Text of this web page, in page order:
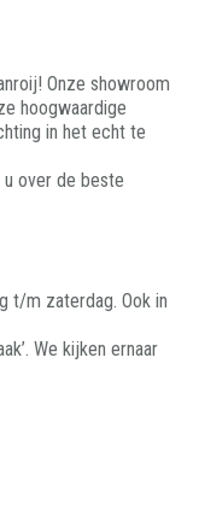
Onze showroom
hoogwaardige
in het echt te
u over de beste
t/m zaterdag. Ook in
We kijken ernaar